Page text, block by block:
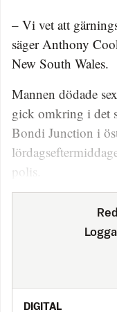
– Vi vet att
säger Anthony
New South Wales.
Mannen dödade
gick omkring i det
Bondi Junction i
polis.
DIGITAL